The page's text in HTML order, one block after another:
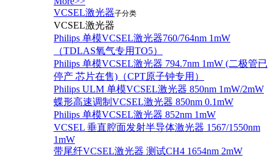
VCSEL激光器子分类
VCSEL激光器
Philips 单模VCSEL激光器760/764nm 1mW
（TDLAS氧气专用TO5）
Philips 单模VCSEL激光器 794.7nm 1mW (二极管已
停产 芯片在售)（CPT原子钟专用）
Philips ULM 单模VCSEL激光器 850nm 1mW/2mW
蝶形高速调制VCSEL激光器 850nm 0.1mW
Philips 单模VCSEL激光器 852nm 1mW
VCSEL 垂直腔面发射半导体激光器 1567/1550nm
1mW
带尾纤VCSEL激光器 测试CH4 1654nm 2mW